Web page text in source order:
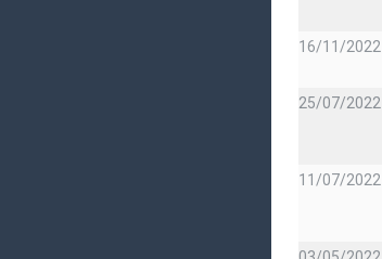
16/11/2022
25/07/2022
11/07/2022